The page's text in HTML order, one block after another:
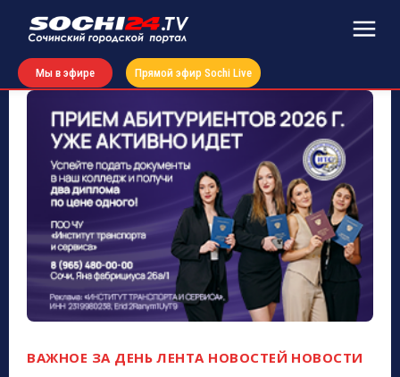
Мы в эфире Прямой эфир Sochi Live
ВАЖНОЕ ЗА ДЕНЬ ЛЕНТА НОВОСТЕЙ НОВОСТИ